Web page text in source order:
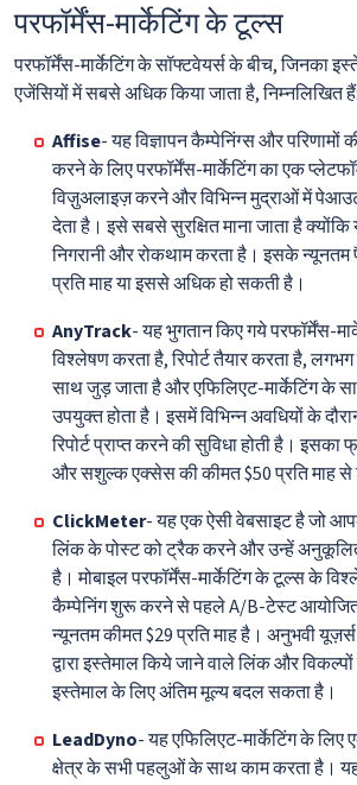
परफॉर्मेंस-मार्केटिंग के टूल्स
परफॉर्मेंस-मार्केटिंग के सॉफ्टवेयर्स के बीच, जिनका
एजेंसियों में सबसे अधिक किया जाता है, निम्नलिखित हैं:
Affise- यह विज्ञापन कैम्पेनिंग्स और परिणामों
करने के लिए परफॉर्मेंस-मार्केटिंग का एक
विज़ुअलाइज़ करने और विभिन्न मुद्राओं में
देता है। इसे सबसे सुरक्षित माना जाता है
निगरानी और रोकथाम करता है। इसके
प्रति माह या इससे अधिक हो सकती है।
AnyTrack- यह भुगतान किए गये परफॉर्मेंस-
विश्लेषण करता है, रिपोर्ट तैयार करता है,
साथ जुड़ जाता है और एफिलिएट-मार्केटिंग के
उपयुक्त होता है। इसमें विभिन्न अवधियों के
रिपोर्ट प्राप्त करने की सुविधा होती है। इसका
और सशुल्क एक्सेस की कीमत $50 प्रति माह से
ClickMeter- यह एक ऐसी वेबसाइट है जो
लिंक के पोस्ट को ट्रैक करने और उन्हें
है। मोबाइल परफॉर्मेंस-मार्केटिंग के टूल्स के
कैम्पेनिंग शुरू करने से पहले А/В-टेस्ट
न्यूनतम कीमत $29 प्रति माह है। अनुभवी
द्वारा इस्तेमाल किये जाने वाले लिंक और
इस्तेमाल के लिए अंतिम मूल्य बदल सकता है।
LeadDyno- यह एफिलिएट-मार्केटिंग के लिए
क्षेत्र के सभी पहलुओं के साथ काम करता है।